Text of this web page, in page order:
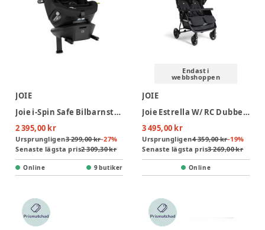
JOIE
Joie i-Spin Safe Bilbarnstol - Shale
2 395,00 kr
Ursprungligen3 299,00 kr-27%
Senaste lägsta pris2 309,30 kr
Online 9 butiker
Endast i
webbshoppen
JOIE
Joie Estrella W/ RC Dubbelsittvagn - Eclipse
3 495,00 kr
Ursprungligen4 359,00 kr-19%
Senaste lägsta pris3 269,00 kr
Online